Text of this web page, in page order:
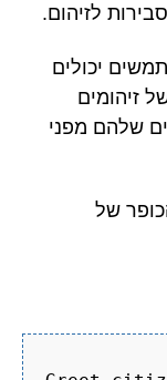
לזיהום.
יכולים
זיהומים
שלהם מפני
של